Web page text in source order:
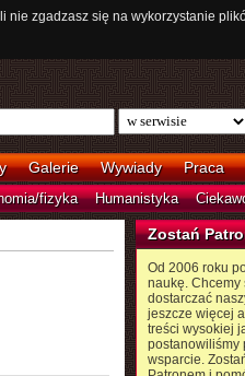
zgadzasz się na wykorzystanie
Galerie Wywiady Praca
fizyka Humanistyka
Zostań
Od 2006 roku
naukę. Chcemy
dostarczać
jeszcze więcej
treści wysokiej
postanowiliśmy
wsparcie.